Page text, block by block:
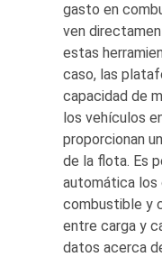
gasto en
ven
estas
caso, las
capacidad de
los vehículos
proporcionan
de la flota. Es
automática los
combustible y
entre carga y
datos acerca